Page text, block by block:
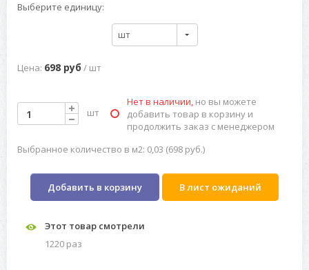
Выберите единицу:
шт
Цена: 698 руб / шт
шт
Нет в наличии, но вы можете
добавить товар в корзину и
продолжить заказ с менеджером
Выбранное количество в м2: 0,03 (698 руб.)
Добавить в корзину В лист ожиданий
Этот товар смотрели
1220 раз